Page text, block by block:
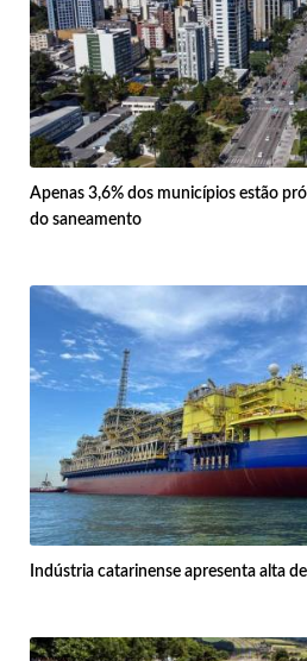
Apenas 3,6% dos municípios estão
do saneamento
Indústria catarinense apresenta alta